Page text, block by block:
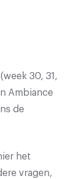
30, 31,
Ambiance
de
het
vragen,